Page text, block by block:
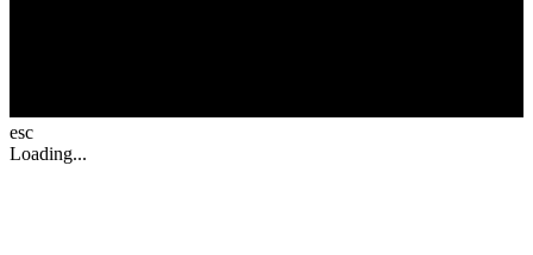
esc
Loading...